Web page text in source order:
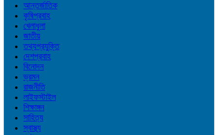
আন্তর্জাতিক
কৃষিপ্রবাহ
খেলাধুলা
জাতীয়
তথ্যপ্রযুক্তি
দেশপ্রবাহ
বিনোদন
ভ্রমন
রাজনীতি
লাইফস্টাইল
শিক্ষাঙ্গন
সাহিত্য
স্বাস্থ্য